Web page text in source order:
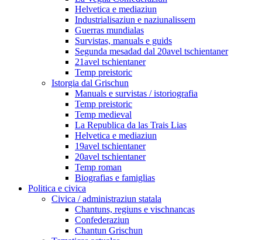
Helvetica e mediaziun
Industrialisaziun e naziunalissem
Guerras mundialas
Survistas, manuals e guids
Segunda mesadad dal 20avel tschientaner
21avel tschientaner
Temp preistoric
Istorgia dal Grischun
Manuals e survistas / istoriografia
Temp preistoric
Temp medieval
La Republica da las Trais Lias
Helvetica e mediaziun
19avel tschientaner
20avel tschientaner
Temp roman
Biografias e famiglias
Politica e civica
Civica / administraziun statala
Chantuns, regiuns e vischnancas
Confederaziun
Chantun Grischun